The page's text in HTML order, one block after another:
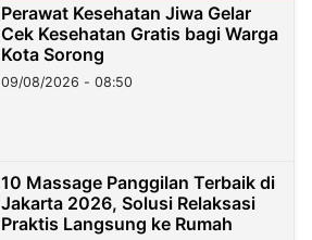
Perawat Kesehatan Jiwa Gelar
Cek Kesehatan Gratis bagi Warga
Kota Sorong
09/08/2026 - 08:50
10 Massage Panggilan Terbaik di
Jakarta 2026, Solusi Relaksasi
Praktis Langsung ke Rumah